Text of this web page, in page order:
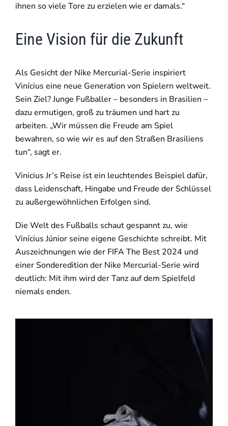
ihnen so viele Tore zu erzielen wie er damals.“
Eine Vision für die Zukunft
Als Gesicht der Nike Mercurial-Serie inspiriert
Vinícius eine neue Generation von Spielern weltweit.
Sein Ziel? Junge Fußballer – besonders in Brasilien –
dazu ermutigen, groß zu träumen und hart zu
arbeiten. „Wir müssen die Freude am Spiel
bewahren, so wie wir es auf den Straßen Brasiliens
tun“, sagt er.
Vinicius Jr’s Reise ist ein leuchtendes Beispiel dafür,
dass Leidenschaft, Hingabe und Freude der Schlüssel
zu außergewöhnlichen Erfolgen sind.
Die Welt des Fußballs schaut gespannt zu, wie
Vinícius Júnior seine eigene Geschichte schreibt. Mit
Auszeichnungen wie der FIFA The Best 2024 und
einer Sonderedition der Nike Mercurial-Serie wird
deutlich: Mit ihm wird der Tanz auf dem Spielfeld
niemals enden.